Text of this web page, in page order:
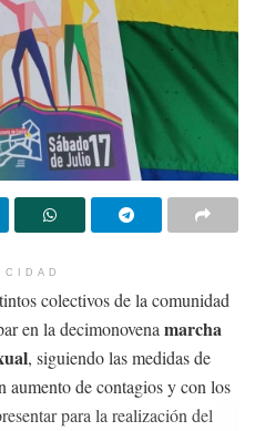
colectivos de la comunidad
en la decimonovena marcha
, siguiendo las medidas de
aumento de contagios y con los
para la realización del